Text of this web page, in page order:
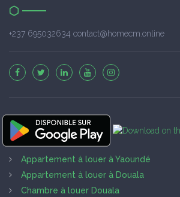
+237 695032634 contact@homecm.online
Appartement à louer à Yaoundé
Appartement à louer à Douala
Chambre à louer Douala